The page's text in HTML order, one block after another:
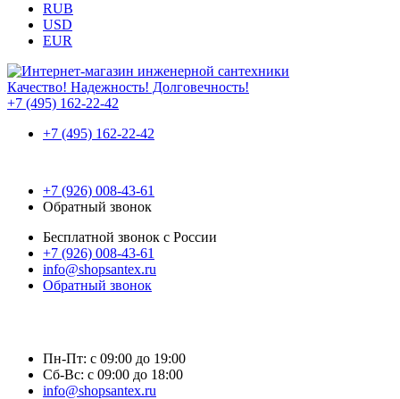
RUB
USD
EUR
Качество! Надежность! Долговечность!
+7 (495) 162-22-42
+7 (495) 162-22-42
+7 (926) 008-43-61
Обратный звонок
Бесплатной звонок с России
+7 (926) 008-43-61
info@shopsantex.ru
Обратный звонок
Пн-Пт: с 09:00 до 19:00
Сб-Вс: с 09:00 до 18:00
info@shopsantex.ru